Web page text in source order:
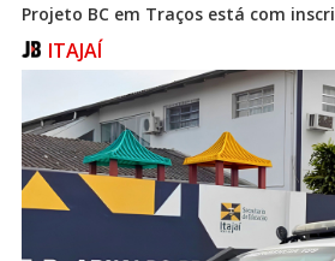
Projeto BC em Traços está com
ITAJAÍ